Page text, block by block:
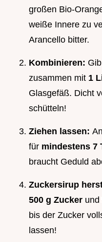
großen Bio-
weiße Innere zu
Arancello bitter.
Kombinieren:
zusammen mit 1
Glasgefäß. Dicht
schütteln!
Ziehen lassen:
für mindestens 7
braucht Geduld
Zuckersirup
500 g Zucker und
bis der Zucker
lassen!